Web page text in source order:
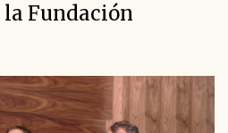
Fundación